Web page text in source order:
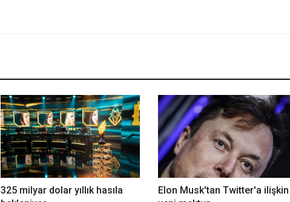
325 milyar dolar yıllık hasıla
Elon Musk'tan Twitter'a ilişkin